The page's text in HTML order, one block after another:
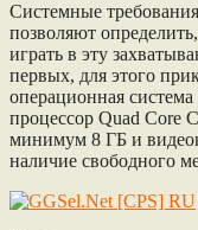
Системные
позволяют
играть в эту
первых, для этого
операционная
процессор Quad Core
минимум 8 ГБ и
наличие свободного